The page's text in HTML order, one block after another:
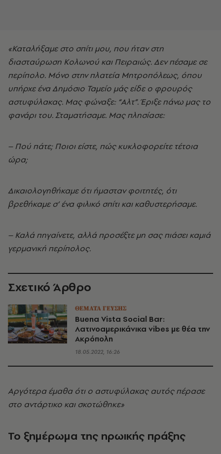
«Καταλήξαμε στο σπίτι μου, που ήταν στη
διασταύρωση Κολωνού και Πειραιώς. Δεν πέσαμε σε
περίπολο. Μόνο στην πλατεία Μητροπόλεως, όπου
υπήρχε ένα Δημόσιο Ταμείο μάς είδε ο φρουρός
αστυφύλακας. Μας φώναξε: “Αλτ”. Έριξε πάνω μας το
φανάρι του. Σταματήσαμε. Μας πλησίασε:
– Πού πάτε; Ποιοι είστε, πώς κυκλοφορείτε τέτοια
ώρα;
Δικαιολογηθήκαμε ότι ήμασταν φοιτητές, ότι
βρεθήκαμε σ’ ένα φιλικό σπίτι και καθυστερήσαμε.
– Καλά πηγαίνετε, αλλά προσέξτε μη σας πιάσει καμιά
γερμανική περίπολος.
Σχετικό Άρθρο
ΘΕΜΑΤΑ ΓΕΥΣΗΣ
Buena Vista Social Bar:
Λατινοαμερικάνικα vibes με θέα την
Ακρόπολη
18.05.2022, 16:26
Αργότερα έμαθα ότι ο αστυφύλακας αυτός πέρασε
στο αντάρτικο και σκοτώθηκε»
Το ξημέρωμα της ηρωικής πράξης